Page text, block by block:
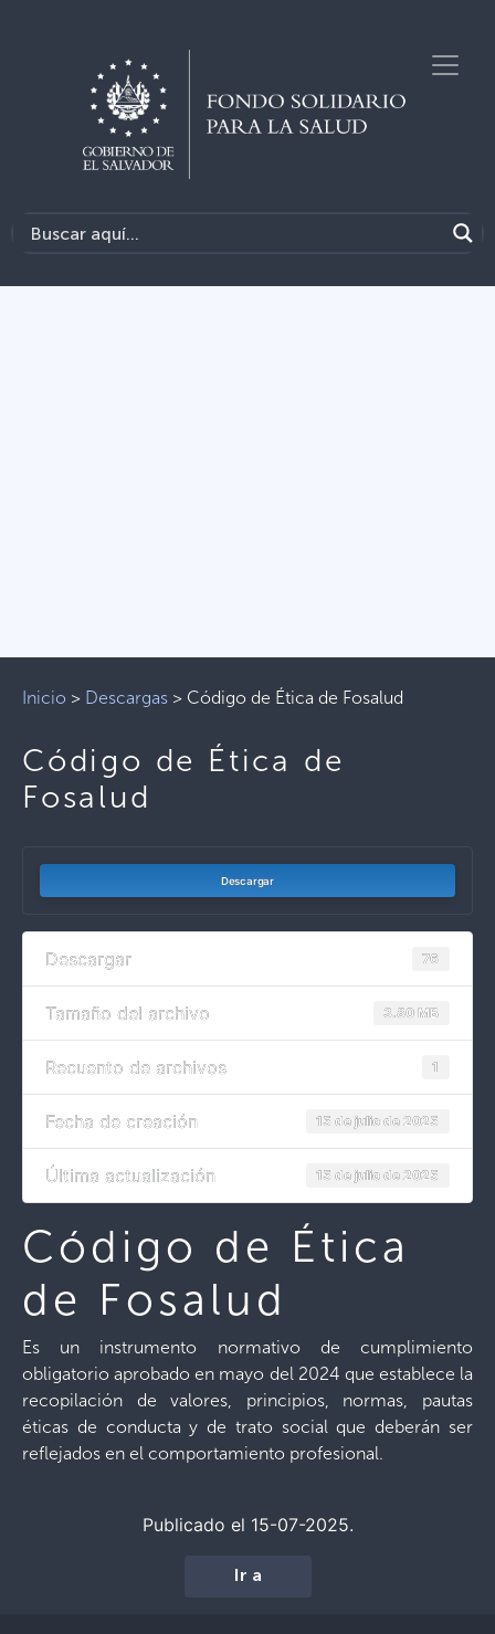
Inicio > Descargas > Código de Ética de Fosalud
Código de Ética de
Fosalud
Descargar
Descargar 76
Tamaño del archivo 3.80 MB
Recuento de archivos 1
Fecha de creación 15 de julio de 2025
Última actualización 15 de julio de 2025
Código de Ética
de Fosalud
Es un instrumento normativo de cumplimiento
obligatorio aprobado en mayo del 2024 que establece la
recopilación de valores, principios, normas, pautas
éticas de conducta y de trato social que deberán ser
reflejados en el comportamiento profesional.
Publicado el 15-07-2025.
Ir a